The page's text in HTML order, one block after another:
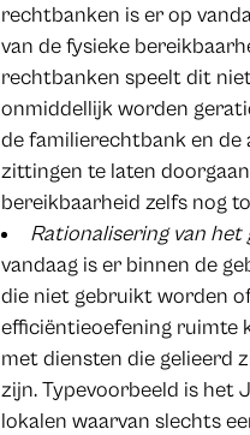
rechtbanken is er op
van de fysieke
rechtbanken speelt dit
onmiddellijk worden
de familierechtbank en
zittingen te laten
bereikbaarheid zelfs nog
Rationalisering van
vandaag is er binnen de
die niet gebruikt worden
efficiëntieoefening ruimte
met diensten die gelieerd
zijn. Typevoorbeeld is het
lokalen waarvan slechts